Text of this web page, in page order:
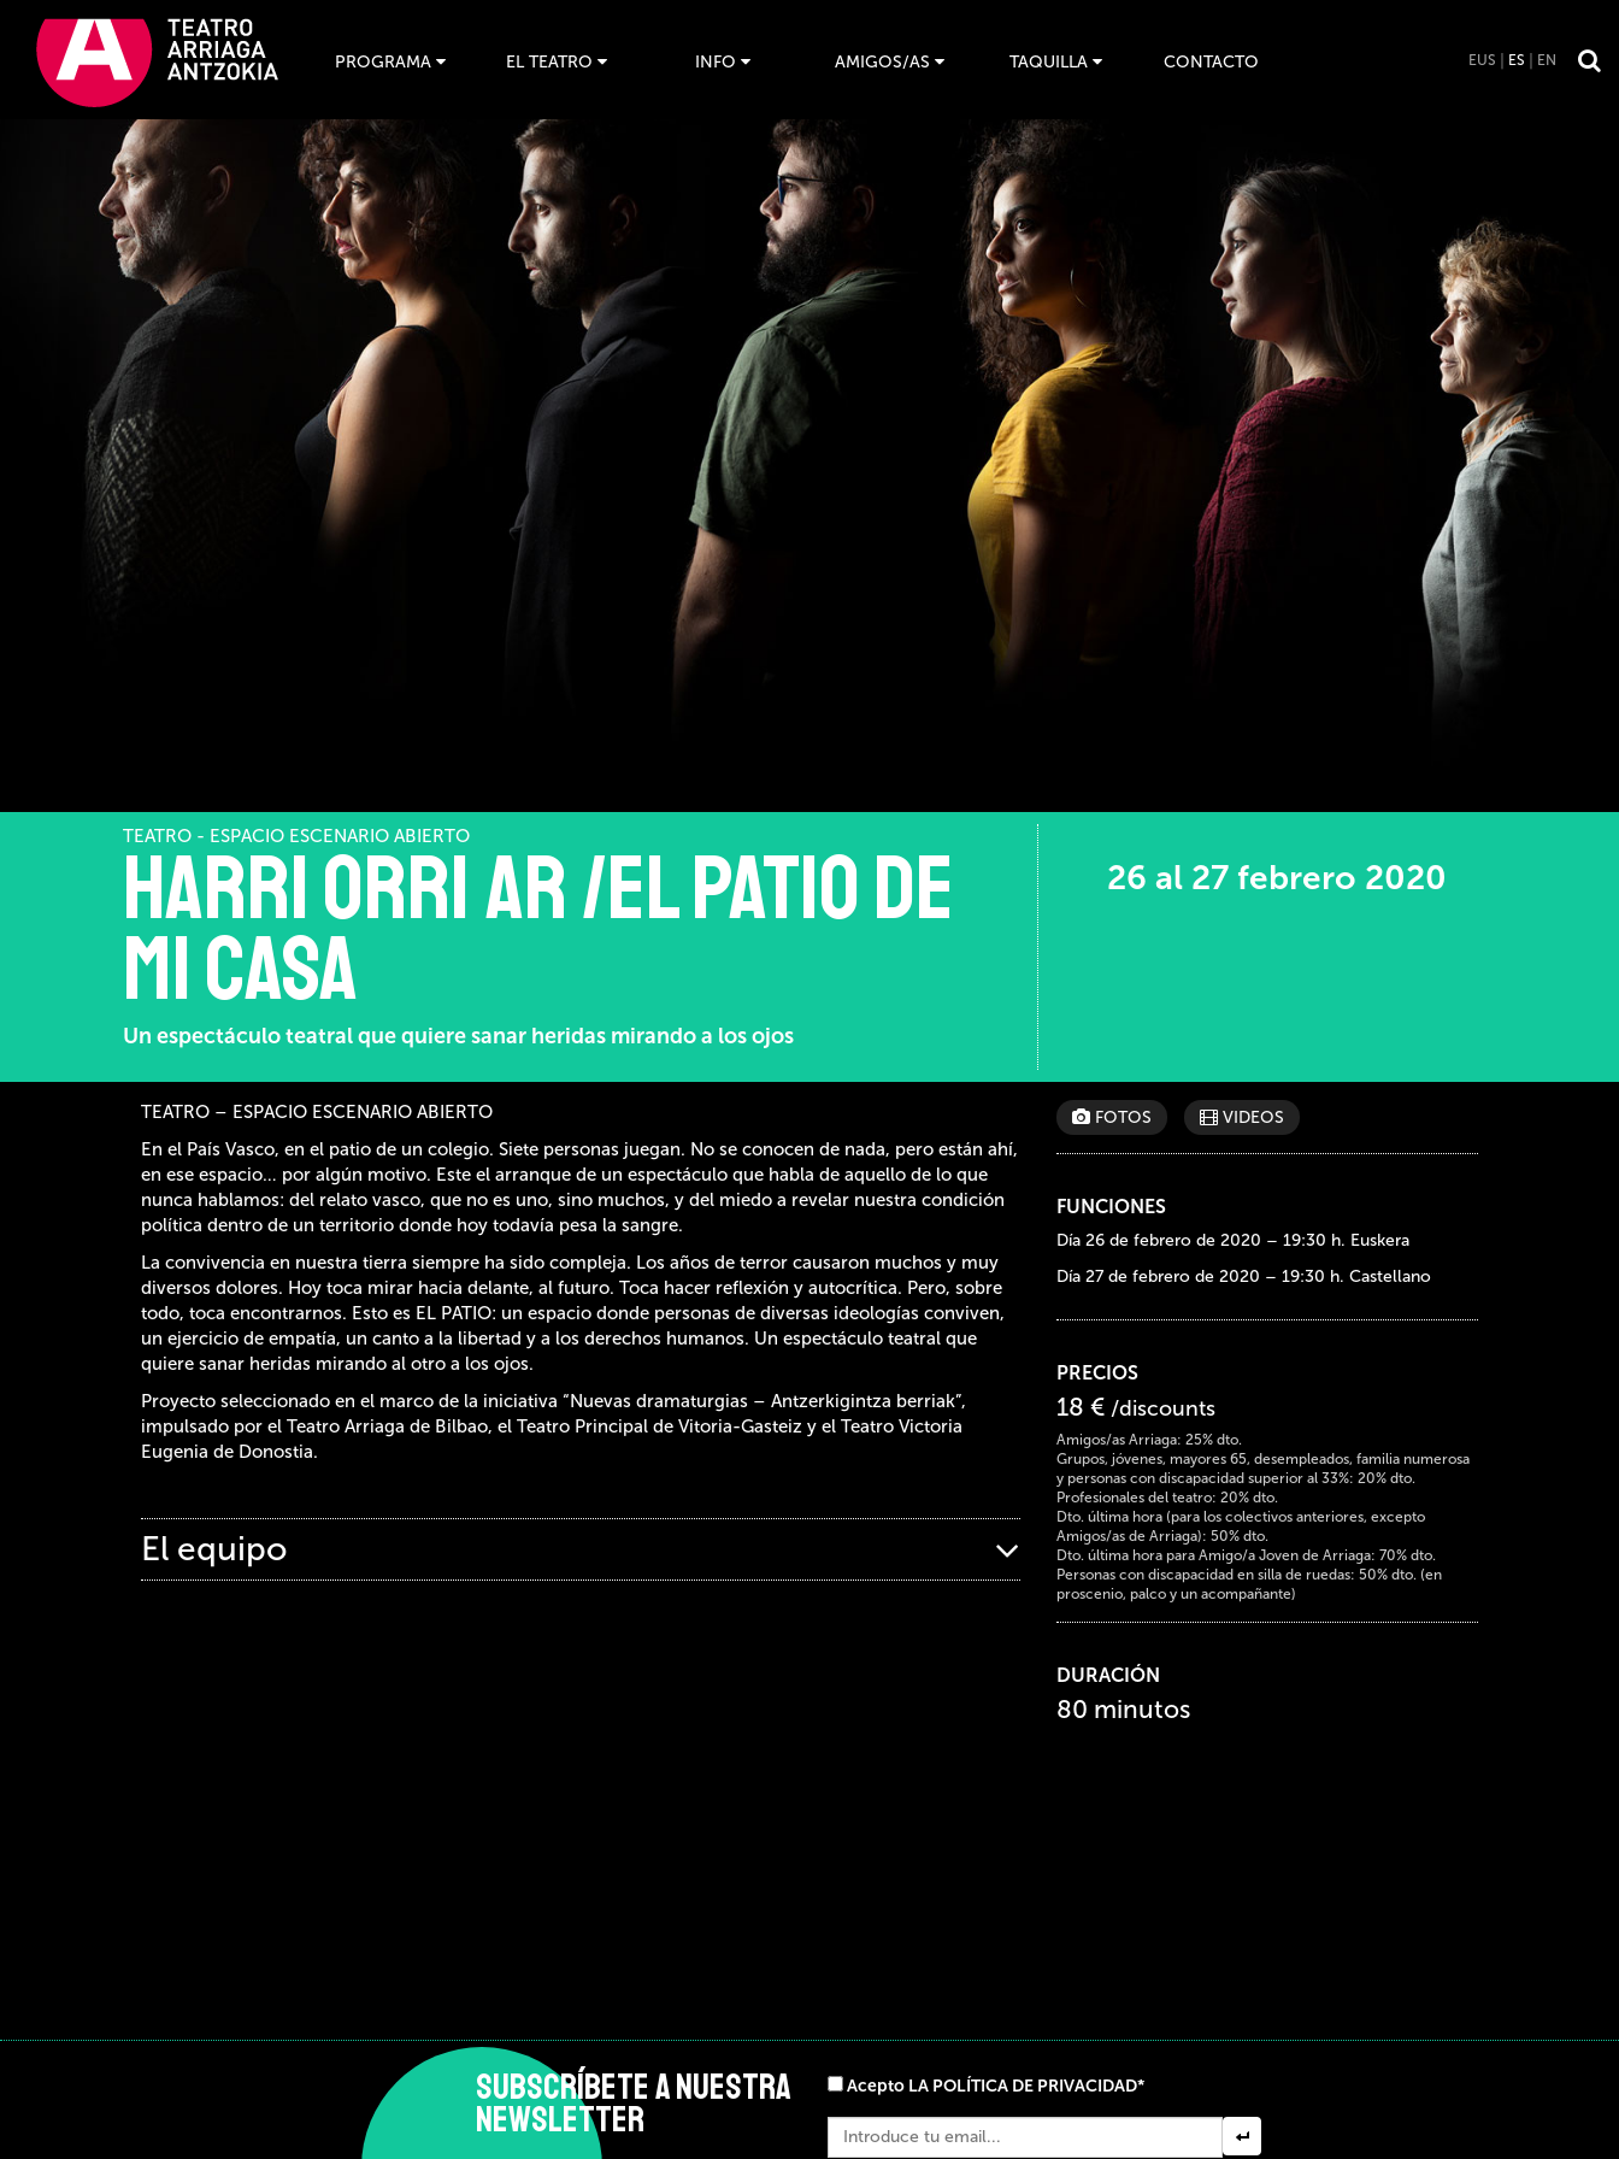
PROGRAMA EL TEATRO INFO AMIGOS/AS TAQUILLA CONTACTO EUS ES EN
TEATRO - ESPACIO ESCENARIO ABIERTO
Harri orri ar /El patio de
mi casa
Un espectáculo teatral que quiere sanar heridas mirando a los ojos
26 al 27 febrero 2020
TEATRO – ESPACIO ESCENARIO ABIERTO
En el País Vasco, en el patio de un colegio. Siete personas juegan. No se conocen de nada, pero están ahí,
en ese espacio… por algún motivo. Este el arranque de un espectáculo que habla de aquello de lo que
nunca hablamos: del relato vasco, que no es uno, sino muchos, y del miedo a revelar nuestra condición
política dentro de un territorio donde hoy todavía pesa la sangre.
La convivencia en nuestra tierra siempre ha sido compleja. Los años de terror causaron muchos y muy
diversos dolores. Hoy toca mirar hacia delante, al futuro. Toca hacer reflexión y autocrítica. Pero, sobre
todo, toca encontrarnos. Esto es EL PATIO: un espacio donde personas de diversas ideologías conviven,
un ejercicio de empatía, un canto a la libertad y a los derechos humanos. Un espectáculo teatral que
quiere sanar heridas mirando al otro a los ojos.
Proyecto seleccionado en el marco de la iniciativa “Nuevas dramaturgias – Antzerkigintza berriak”,
impulsado por el Teatro Arriaga de Bilbao, el Teatro Principal de Vitoria-Gasteiz y el Teatro Victoria
Eugenia de Donostia.
El equipo
FOTOS VIDEOS
FUNCIONES
Día 26 de febrero de 2020 – 19:30 h. Euskera
Día 27 de febrero de 2020 – 19:30 h. Castellano
PRECIOS
18 € /discounts
Amigos/as Arriaga: 25% dto.
Grupos, jóvenes, mayores 65, desempleados, familia numerosa
y personas con discapacidad superior al 33%: 20% dto.
Profesionales del teatro: 20% dto.
Dto. última hora (para los colectivos anteriores, excepto
Amigos/as de Arriaga): 50% dto.
Dto. última hora para Amigo/a Joven de Arriaga: 70% dto.
Personas con discapacidad en silla de ruedas: 50% dto. (en
proscenio, palco y un acompañante)
DURACIÓN
80 minutos
SUBSCRÍBETE A NUESTRA
NEWSLETTER
Acepto LA POLÍTICA DE PRIVACIDAD*